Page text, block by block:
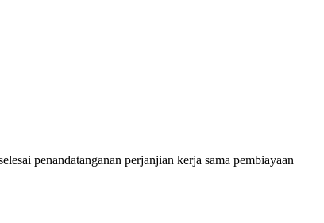
penandatanganan perjanjian kerja sama pembiayaan